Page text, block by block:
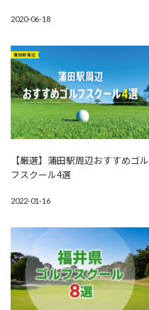
2020-06-18
【厳選】蒲田駅周辺おすすめゴル
フスクール4選
2022-01-16